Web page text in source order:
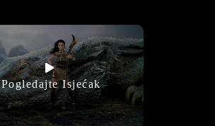
Pogledajte Isjećak